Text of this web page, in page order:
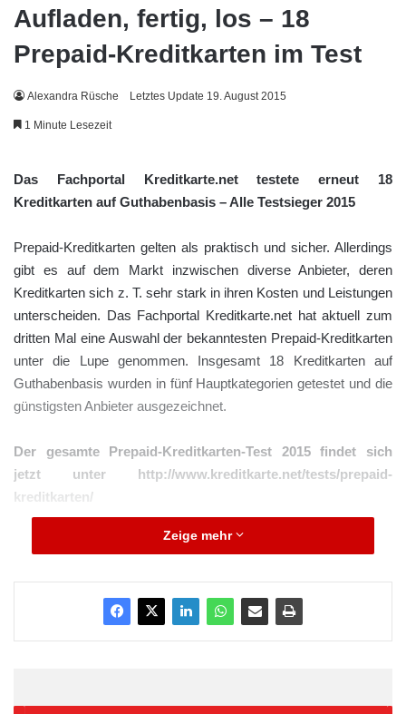
Aufladen, fertig, los – 18
Prepaid-Kreditkarten im Test
Alexandra Rüsche Letztes Update 19. August 2015
1 Minute Lesezeit
Das Fachportal Kreditkarte.net testete erneut 18
Kreditkarten auf Guthabenbasis – Alle Testsieger 2015
Prepaid-Kreditkarten gelten als praktisch und sicher. Allerdings
gibt es auf dem Markt inzwischen diverse Anbieter, deren
Kreditkarten sich z. T. sehr stark in ihren Kosten und Leistungen
unterscheiden. Das Fachportal Kreditkarte.net hat aktuell zum
dritten Mal eine Auswahl der bekanntesten Prepaid-Kreditkarten
unter die Lupe genommen. Insgesamt 18 Kreditkarten auf
Guthabenbasis wurden in fünf Hauptkategorien getestet und die
günstigsten Anbieter ausgezeichnet.
Der gesamte Prepaid-Kreditkarten-Test 2015 findet sich
jetzt unter http://www.kreditkarte.net/tests/prepaid-
kreditkarten/
ARKM.marketing
Zeige mehr